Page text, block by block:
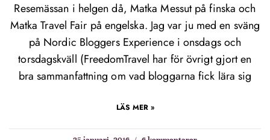
Resemässan i helgen då, Matka Messut på finska och
Matka Travel Fair på engelska. Jag var ju med en sväng
på Nordic Bloggers Experience i onsdags och
torsdagskväll (FreedomTravel har för övrigt gjort en
bra sammanfattning om vad bloggarna fick lära sig
LÄS MER »